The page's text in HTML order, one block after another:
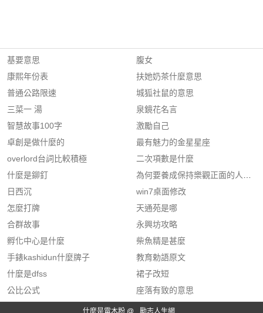
基要意思
康熙年份表
普通公路限速
三菜一 湯
智慧故事100字
卓創是做什麼的
overlord台詞比較積極
什麼是鉚釘
日西沉
怎麼打牌
合群故事
孵化中心是什麼
手錶kashidun什麼牌子
什麼是dfss
公比公式
腹女
扶她奶茶什麼意思
城狐社鼠的意思
泉鏡花名言
激勵自己
最有魅力的金星星座
二次項數是什麼
為何要養成保持樂觀正面的人生觀
win7桌面修改
天通苑是哪
永興坊攻略
柴魚精是甚麼
教育勅語原文
裙子改短
座落有致的意思
什麼是電木粉 @ 勵志人生網